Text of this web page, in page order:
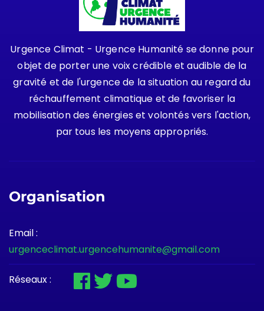
Urgence Climat - Urgence Humanité se donne pour
objet de porter une voix crédible et audible de la
gravité et de l'urgence de la situation au regard du
réchauffement climatique et de favoriser la
mobilisation des énergies et volontés vers l'action,
par tous les moyens appropriés.
Organisation
Email :
urgenceclimat.urgencehumanite@gmail.com
Réseaux :